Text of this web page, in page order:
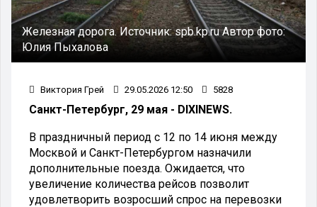
Железная дорога.Источник:spb.kp.ruАвтор фото:
Юлия Пыхалова
Виктория Грей 29.05.2026 12:50 5828
Санкт-Петербург, 29 мая - DIXINEWS.
В праздничный период с 12 по 14 июня между
Москвой и Санкт-Петербургом назначили
дополнительные поезда. Ожидается, что
увеличение количества рейсов позволит
удовлетворить возросший спрос на перевозки